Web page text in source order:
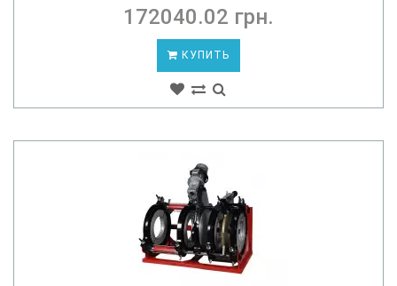
172040.02 грн.
КУПИТЬ